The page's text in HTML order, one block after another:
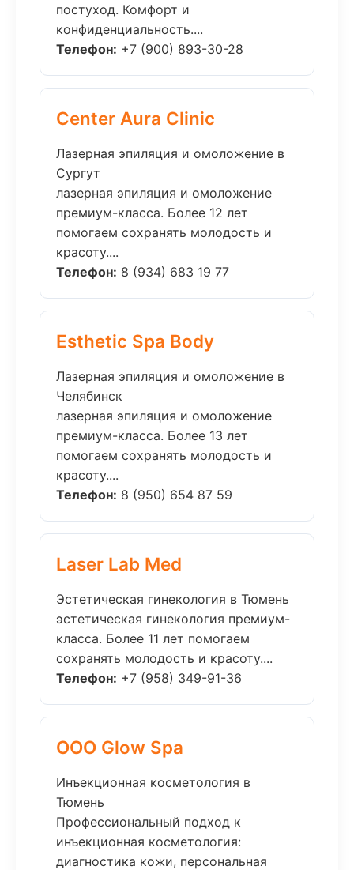
постуход. Комфорт и
конфиденциальность....
Телефон: +7 (900) 893-30-28
Center Aura Clinic
Лазерная эпиляция и омоложение в
Сургут
лазерная эпиляция и омоложение
премиум-класса. Более 12 лет
помогаем сохранять молодость и
красоту....
Телефон: 8 (934) 683 19 77
Esthetic Spa Body
Лазерная эпиляция и омоложение в
Челябинск
лазерная эпиляция и омоложение
премиум-класса. Более 13 лет
помогаем сохранять молодость и
красоту....
Телефон: 8 (950) 654 87 59
Laser Lab Med
Эстетическая гинекология в Тюмень
эстетическая гинекология премиум-
класса. Более 11 лет помогаем
сохранять молодость и красоту....
Телефон: +7 (958) 349-91-36
ООО Glow Spa
Инъекционная косметология в
Тюмень
Профессиональный подход к
инъекционная косметология:
диагностика кожи, персональная